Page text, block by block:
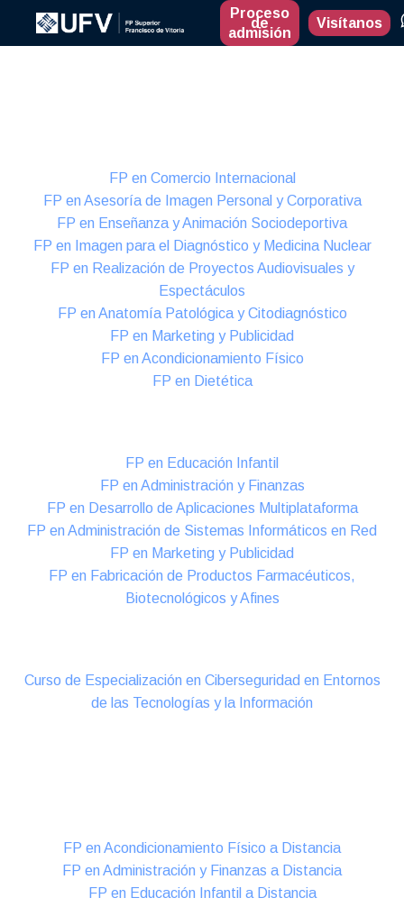
Proceso
de
admisión
Visítanos
FP en Comercio Internacional
FP en Asesoría de Imagen Personal y Corporativa
FP en Enseñanza y Animación Sociodeportiva
FP en Imagen para el Diagnóstico y Medicina Nuclear
FP en Realización de Proyectos Audiovisuales y
Espectáculos
FP en Anatomía Patológica y Citodiagnóstico
FP en Marketing y Publicidad
FP en Acondicionamiento Físico
FP en Dietética
FP en Educación Infantil
FP en Administración y Finanzas
FP en Desarrollo de Aplicaciones Multiplataforma
FP en Administración de Sistemas Informáticos en Red
FP en Marketing y Publicidad
FP en Fabricación de Productos Farmacéuticos,
Biotecnológicos y Afines
Curso de Especialización en Ciberseguridad en Entornos
de las Tecnologías y la Información
FP en Acondicionamiento Físico a Distancia
FP en Administración y Finanzas a Distancia
FP en Educación Infantil a Distancia